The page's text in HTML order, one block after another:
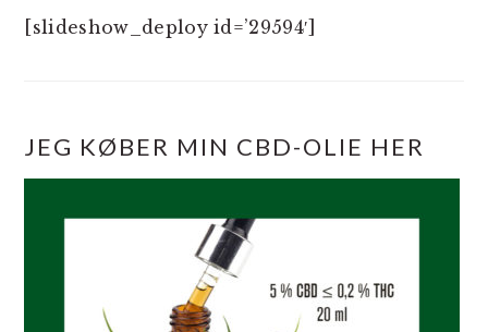
[slideshow_deploy id=’29594′]
JEG KØBER MIN CBD-OLIE HER